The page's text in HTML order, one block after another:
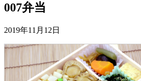
007弁当
2019年11月12日